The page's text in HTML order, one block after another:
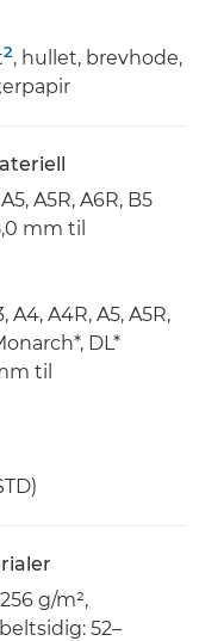
2, hullet, brevhode,
A5R, A6R, B5
mm til
A4R, A5, A5R,
DL*
til
g/m²,
52–